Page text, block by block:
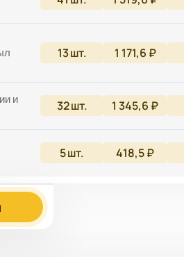
13шт. 1 171,6 ₽
и
32шт. 1 345,6 ₽
5шт. 418,5 ₽